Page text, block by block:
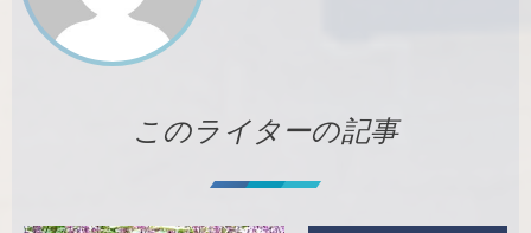
このライターの記事